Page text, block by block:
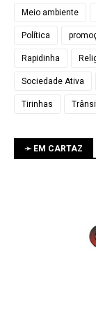
Meio ambiente
Política
Rapidinha
Sociedade Ativa
Tirinhas
➛ EM CARTAZ